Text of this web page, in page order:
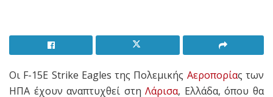
Οι F-15E Strike Eagles της Πολεμικής Αεροπορίας των
ΗΠΑ έχουν αναπτυχθεί στηΛάρισα, Ελλάδα, όπου θα